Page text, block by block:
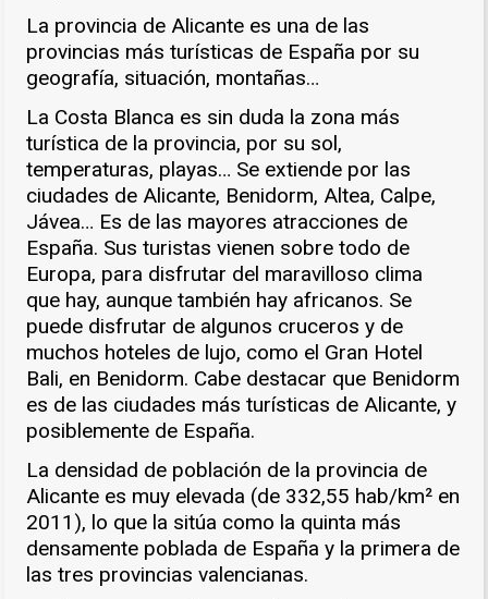
La provincia de Alicante es una de las
provincias más turísticas de España por su
geografía, situación, montañas…
La Costa Blanca es sin duda la zona más
turística de la provincia, por su sol,
temperaturas, playas… Se extiende por las
ciudades de Alicante, Benidorm, Altea, Calpe,
Jávea… Es de las mayores atracciones de
España. Sus turistas vienen sobre todo de
Europa, para disfrutar del maravilloso clima
que hay, aunque también hay africanos. Se
puede disfrutar de algunos cruceros y de
muchos hoteles de lujo, como el Gran Hotel
Bali, en Benidorm. Cabe destacar que Benidorm
es de las ciudades más turísticas de Alicante, y
posiblemente de España.
La densidad de población de la provincia de
Alicante es muy elevada (de 332,55 hab/km² en
2011), lo que la sitúa como la quinta más
densamente poblada de España y la primera de
las tres provincias valencianas.